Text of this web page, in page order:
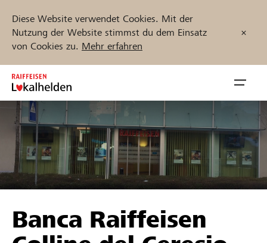
Diese Website verwendet Cookies. Mit der
Nutzung der Website stimmst du dem Einsatz
von Cookies zu. Mehr erfahren
Zum
Inhalt
springen
öffnen
Unterstützen
Projekte und Organisationen finden
Jetzt starten
Banca Raiffeisen